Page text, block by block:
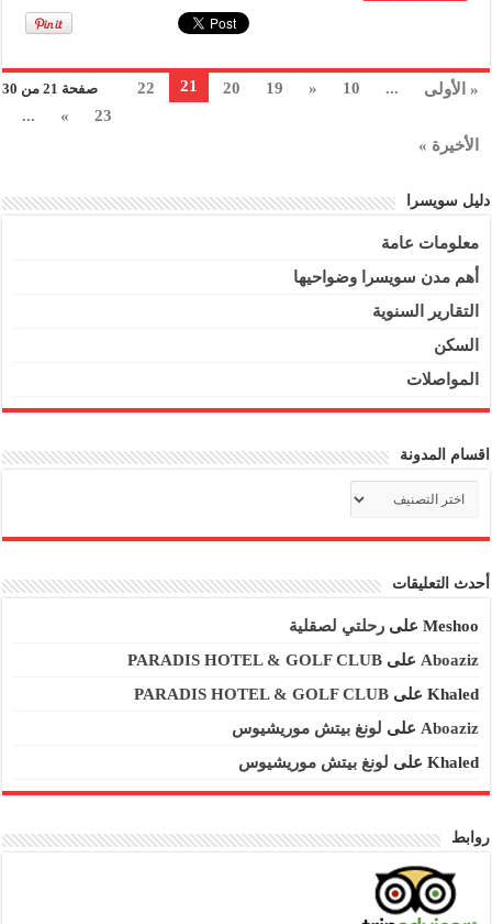
صفحة 21 من 30 « الأولى ...
10
«
19
20
21
22
23
»
...
الأخيرة »
دليل سويسرا
معلومات عامة
أهم مدن سويسرا وضواحيها
التقارير السنوية
السكن
المواصلات
اقسام المدونة
المدونة
أحدث التعليقات
Meshooعلى رحلتي لصقلية
Aboaziz على PARADIS HOTEL & GOLF CLUB
Khaledعلى PARADIS HOTEL & GOLF CLUB
Aboaziz على لونغ بيتش موريشيوس
Khaledعلى لونغ بيتش موريشيوس
روابط